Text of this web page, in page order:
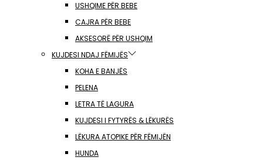
USHQIME PËR BEBE
CAJRA PËR BEBE
AKSESORË PËR USHQIM
KUJDESI NDAJ FËMIJËS
KOHA E BANJËS
PELENA
LETRA TË LAGURA
KUJDESI I FYTYRËS & LËKURËS
LËKURA ATOPIKE PËR FËMIJËN
HUNDA